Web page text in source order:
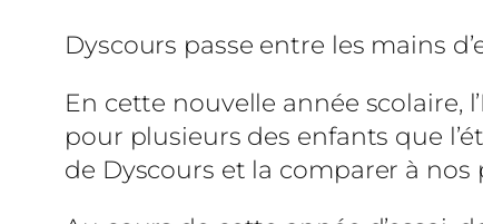
Dyscours passe entre les mains
En cette nouvelle année scolaire,
pour plusieurs des enfants que
de Dyscours et la comparer à